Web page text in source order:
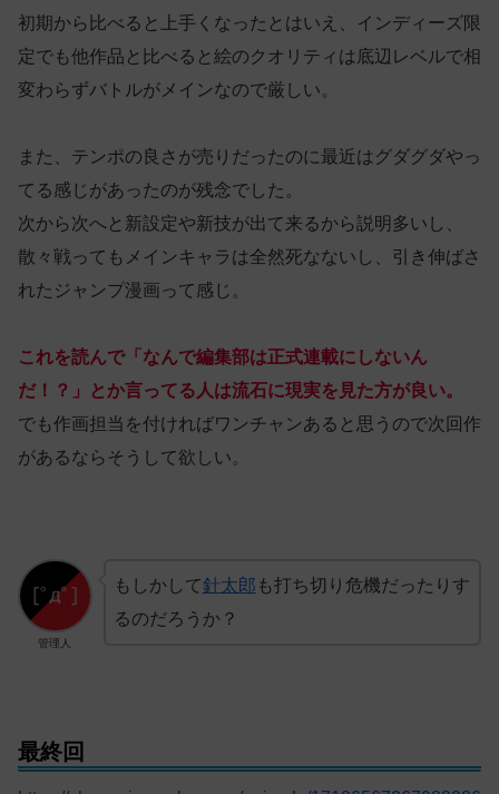
初期から比べると上手くなったとはいえ、インディーズ限
定でも他作品と比べると絵のクオリティは底辺レベルで相
変わらずバトルがメインなので厳しい。
また、テンポの良さが売りだったのに最近はグダグダやっ
てる感じがあったのが残念でした。
次から次へと新設定や新技が出て来るから説明多いし、
散々戦ってもメインキャラは全然死なないし、引き伸ばさ
れたジャンプ漫画って感じ。
これを読んで「なんで編集部は正式連載にしないん
だ！？」とか言ってる人は流石に現実を見た方が良い。
でも作画担当を付ければワンチャンあると思うので次回作
があるならそうして欲しい。
管理人
もしかして針太郎 も打ち切り危機だったりす
るのだろうか？
最終回